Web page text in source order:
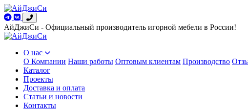
АйДжиСи - Официальный производитель игорной мебели в России!
О нас
О Компании Наши работы Оптовым клиентам Производство
Каталог
Проекты
Доставка и оплата
Статьи и новости
Контакты